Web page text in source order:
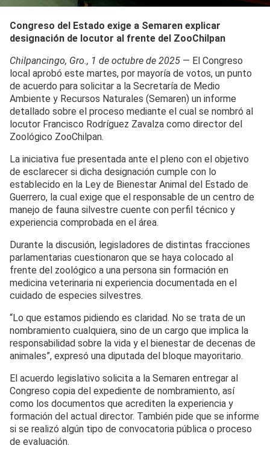
Congreso del Estado exige a Semaren explicar
designación de locutor al frente del ZooChilpan
Chilpancingo, Gro., 1 de octubre de 2025 — El Congreso
local aprobó este martes, por mayoría de votos, un punto
de acuerdo para solicitar a la Secretaría de Medio
Ambiente y Recursos Naturales (Semaren) un informe
detallado sobre el proceso mediante el cual se nombró al
locutor Francisco Rodríguez Zavalza como director del
Zoológico ZooChilpan.
La iniciativa fue presentada ante el pleno con el objetivo
de esclarecer si dicha designación cumple con lo
establecido en la Ley de Bienestar Animal del Estado de
Guerrero, la cual exige que el responsable de un centro de
manejo de fauna silvestre cuente con perfil técnico y
experiencia comprobada en el área.
Durante la discusión, legisladores de distintas fracciones
parlamentarias cuestionaron que se haya colocado al
frente del zoológico a una persona sin formación en
medicina veterinaria ni experiencia documentada en el
cuidado de especies silvestres.
“Lo que estamos pidiendo es claridad. No se trata de un
nombramiento cualquiera, sino de un cargo que implica la
responsabilidad sobre la vida y el bienestar de decenas de
animales”, expresó una diputada del bloque mayoritario.
El acuerdo legislativo solicita a la Semaren entregar al
Congreso copia del expediente de nombramiento, así
como los documentos que acrediten la experiencia y
formación del actual director. También pide que se informe
si se realizó algún tipo de convocatoria pública o proceso
de evaluación.